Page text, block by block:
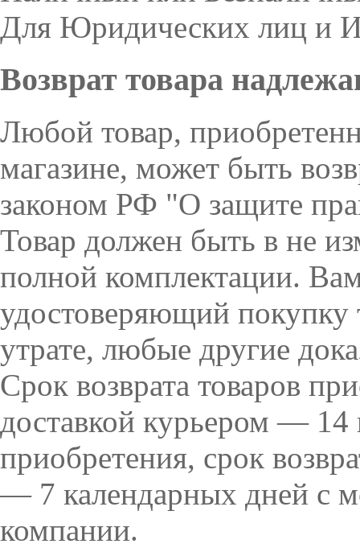
Для Юридических лиц и
Возврат товара
Любой товар,
магазине, может быть
законом РФ "О защите
Товар должен быть в не
полной комплектации.
удостоверяющий покупку
утрате, любые другие
Срок возврата товаров
доставкой курьером — 14
приобретения, срок
— 7 календарных дней с
компании.